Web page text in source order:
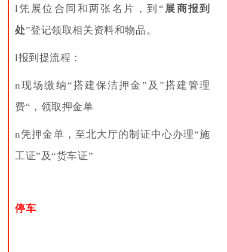
l凭展位合同和两张名片，到“ 展商报到
处”登记领取相关资料和物品。
l报到提流程：
n现场缴纳“搭建保洁押金”及”搭建管理
费“，领取押金单
n凭押金单，至北大厅的制证中心办理“施
工证”及“货车证”
停车